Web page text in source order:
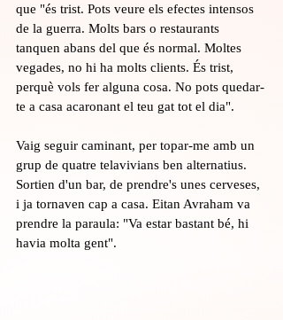
que "és trist. Pots veure els efectes intensos
de la guerra. Molts bars o restaurants
tanquen abans del que és normal. Moltes
vegades, no hi ha molts clients. És trist,
perquè vols fer alguna cosa. No pots quedar-
te a casa acaronant el teu gat tot el dia".
Vaig seguir caminant, per topar-me amb un
grup de quatre telavivians ben alternatius.
Sortien d'un bar, de prendre's unes cerveses,
i ja tornaven cap a casa. Eitan Avraham va
prendre la paraula: "Va estar bastant bé, hi
havia molta gent".